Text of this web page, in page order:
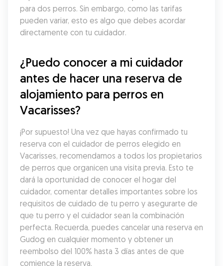
para dos perros. Sin embargo, como las tarifas
pueden variar, esto es algo que debes acordar
directamente con tu cuidador.
¿Puedo conocer a mi cuidador
antes de hacer una reserva de
alojamiento para perros en
Vacarisses?
¡Por supuesto! Una vez que hayas confirmado tu
reserva con el cuidador de perros elegido en
Vacarisses, recomendamos a todos los propietarios
de perros que organicen una visita previa. Esto te
dará la oportunidad de conocer el hogar del
cuidador, comentar detalles importantes sobre los
requisitos de cuidado de tu perro y asegurarte de
que tu perro y el cuidador sean la combinación
perfecta. Recuerda, puedes cancelar una reserva en
Gudog en cualquier momento y obtener un
reembolso del 100% hasta 3 días antes de que
comience la reserva.